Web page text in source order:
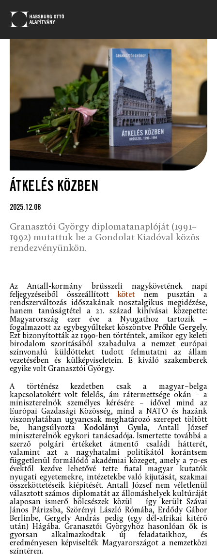
ÁTKELÉS KÖZBEN
2025.12.08
Granasztói György diplomatanaplóját (1991–
1992) mutattuk be a Gondolat Kiadóval közös
rendezvényünkön.
Az Antall-kormány brüsszeli nagykövetének napi
feljegyzéseiből összeállított kötet nem pusztán a
rendszerváltozás időszakának nosztalgikus megidézése,
hanem tanúságtétel a 21. század kihívásai közepette:
Magyarország ezer éve a Nyugathoz tartozik –
fogalmazott az egybegyűlteket köszöntve Prőhle Gergely.
Ezt bizonyították az 1990-ben történtek, amikor egy keleti
birodalom szorításából szabadulva a nemzet európai
színvonalú küldötteket tudott felmutatni az állam
vezetésében és külképviseletein. E kiváló szakemberek
egyike volt Granasztói György.
A történész kezdetben csak a magyar–belga
kapcsolatokért volt felelős, ám rátermettsége okán – a
miniszterelnök személyes kérésére – idővel mind az
Európai Gazdasági Közösség, mind a NATO és hazánk
viszonylatában ugyancsak meghatározó szerepet töltött
be, hangsúlyozta Kodolányi Gyula, Antall József
miniszterelnök egykori tanácsadója. Ismertette továbbá a
szerző polgári értékeket átmentő családi hátterét,
valamint azt a nagyhatalmi politikától korántsem
függetlenül formálódó akadémiai közeget, amely a 70-es
évektől kezdve lehetővé tette fiatal magyar kutatók
nyugati egyetemekre, intézetekbe való kijutását, szakmai
összeköttetéseik kiépítését. Antall József nem véletlenül
választott számos diplomatát az állomáshelyek kultúráját
alaposan ismerő bölcsészek közül – így került Szávai
János Párizsba, Szörényi László Rómába, Erdődy Gábor
Berlinbe, Gergely András pedig (egy dél-afrikai kitérő
után) Hágába. Granasztói Györgyhöz hasonlóan ők is
gyorsan alkalmazkodtak új feladataikhoz, és
eredményesen képviselték Magyarországot a nemzetközi
színtéren.